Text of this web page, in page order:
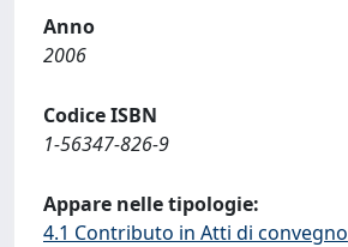
Anno
2006
Codice ISBN
1-56347-826-9
Appare nelle tipologie:
4.1 Contributo in Atti di convegno